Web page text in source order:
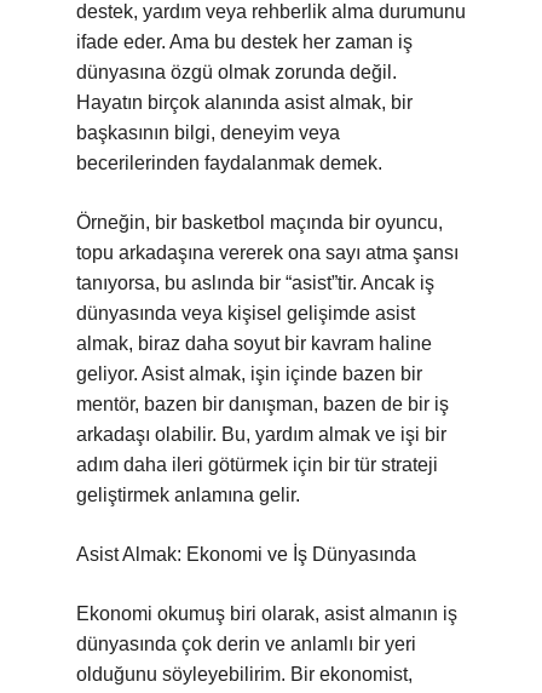
destek, yardım veya rehberlik alma durumunu
ifade eder. Ama bu destek her zaman iş
dünyasına özgü olmak zorunda değil.
Hayatın birçok alanında asist almak, bir
başkasının bilgi, deneyim veya
becerilerinden faydalanmak demek.
Örneğin, bir basketbol maçında bir oyuncu,
topu arkadaşına vererek ona sayı atma şansı
tanıyorsa, bu aslında bir “asist”tir. Ancak iş
dünyasında veya kişisel gelişimde asist
almak, biraz daha soyut bir kavram haline
geliyor. Asist almak, işin içinde bazen bir
mentör, bazen bir danışman, bazen de bir iş
arkadaşı olabilir. Bu, yardım almak ve işi bir
adım daha ileri götürmek için bir tür strateji
geliştirmek anlamına gelir.
Asist Almak: Ekonomi ve İş Dünyasında
Ekonomi okumuş biri olarak, asist almanın iş
dünyasında çok derin ve anlamlı bir yeri
olduğunu söyleyebilirim. Bir ekonomist,